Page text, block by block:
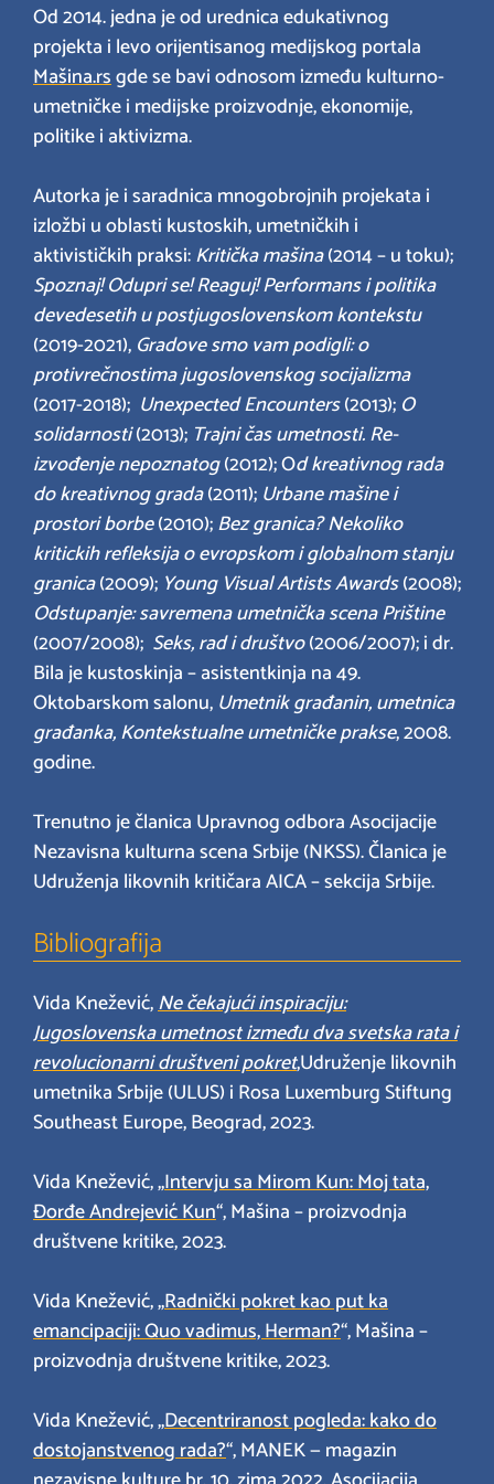
Od 2014. jedna je od urednica edukativnog
projekta i levo orijentisanog medijskog portala
Mašina.rsgde se bavi odnosom između kulturno-
umetničke i medijske proizvodnje, ekonomije,
politike i aktivizma.
Autorka je i saradnica mnogobrojnih projekata i
izložbi u oblasti kustoskih, umetničkih i
aktivističkih praksi:Kritička mašina(2014 – u toku);
Spoznaj! Odupri se! Reaguj! Performans i politika
devedesetih u postjugoslovenskom kontekstu
(2019-2021), Gradove smo vam podigli: o
protivrečnostima jugoslovenskog socijalizma
(2017-2018); Unexpected Encounters(2013); O
solidarnosti(2013); Trajni čas umetnosti. Re-
izvođenje nepoznatog(2012); Od kreativnog rada
do kreativnog grada(2011); Urbane mašine i
prostori borbe(2010);Bez granica? Nekoliko
kritickih refleksija o evropskom i globalnom stanju
granica(2009); Young Visual Artists Awards(2008);
Odstupanje: savremena umetnička scena Prištine
(2007/2008); Seks, rad i društvo(2006/2007); i dr.
Bila je kustoskinja – asistentkinja na 49.
Oktobarskom salonu, Umetnik građanin, umetnica
građanka, Kontekstualne umetničke prakse, 2008.
godine.
Trenutno je članica Upravnog odbora Asocijacije
Nezavisna kulturna scena Srbije (NKSS). Članica je
Udruženja likovnih kritičara AICA – sekcija Srbije.
Bibliografija
Vida Knežević,Ne čekajući inspiraciju:
Jugoslovenska umetnost između dva svetska rata i
revolucionarni društveni pokret,Udruženje likovnih
umetnika Srbije (ULUS) i Rosa Luxemburg Stiftung
Southeast Europe, Beograd, 2023.
Vida Knežević, „Intervju sa Mirom Kun: Moj tata,
Đorđe Andrejević Kun“, Mašina – proizvodnja
društvene kritike, 2023.
Vida Knežević, „Radnički pokret kao put ka
emancipaciji: Quo vadimus, Herman?“, Mašina –
proizvodnja društvene kritike, 2023.
Vida Knežević, „Decentriranost pogleda: kako do
dostojanstvenog rada?“, MANEK — magazin